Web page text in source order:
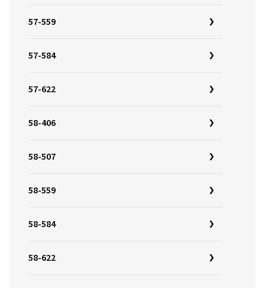
57-559
57-584
57-622
58-406
58-507
58-559
58-584
58-622